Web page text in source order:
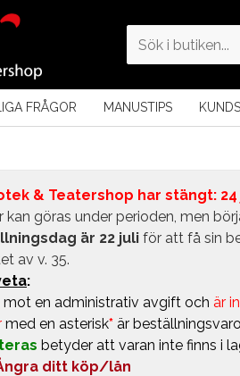
FRÅGOR MANUSTIPS
& Teatershop har stängt: 24
kan göras under perioden, men
är 22 juli för att få sin
av v. 35.
:
mot en administrativ avgift och är
med en asterisk* är
betyder att varan inte finns i
ditt köp/lån